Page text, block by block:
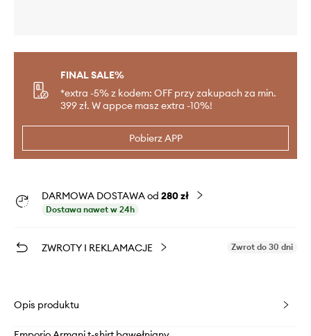
FINAL SALE%
*extra -5% z kodem: OFF przy zakupach za min.
399 zł. W appce masz extra -10%!
Pobierz APP
DARMOWA DOSTAWA od 280 zł
Dostawa nawet w 24h
ZWROTY I REKLAMACJE Zwrot do 30 dni
Opis produktu